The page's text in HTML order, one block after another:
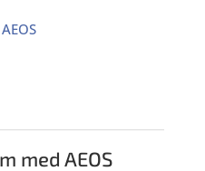
med AEOS